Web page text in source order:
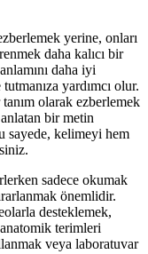
yerine, onları
daha kalıcı bir
daha iyi
yardımcı olur.
olarak ezberlemek
bir metin
sayede, kelimeyi hem
sadece okumak
önemlidir.
desteklemek,
anatomik terimleri
veya laboratuvar